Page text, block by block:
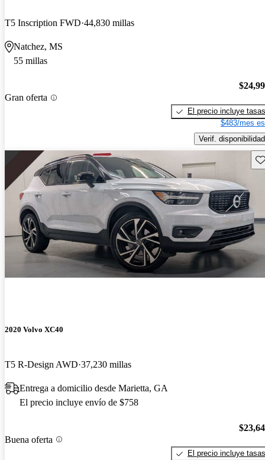
T5 Inscription FWD 44,830 millas
Natchez, MS
55 millas
Gran oferta
El precio incluye tasas
$483/mes
Verif. disponibilidad
2020 Volvo XC40
T5 R-Design AWD 37,230 millas
Entrega a domicilio desde Marietta, GA
El precio incluye envío de $758
Buena oferta
El precio incluye tasas